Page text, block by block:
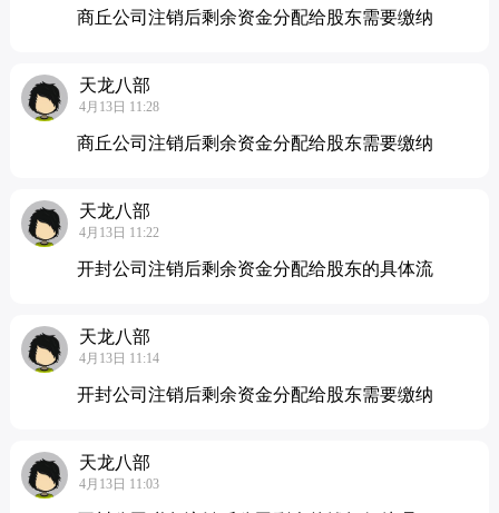
商丘公司注销后剩余资金分配给股东需要缴纳
天龙八部
4月13日 11:28
商丘公司注销后剩余资金分配给股东需要缴纳
天龙八部
4月13日 11:22
开封公司注销后剩余资金分配给股东的具体流
天龙八部
4月13日 11:14
开封公司注销后剩余资金分配给股东需要缴纳
天龙八部
4月13日 11:03